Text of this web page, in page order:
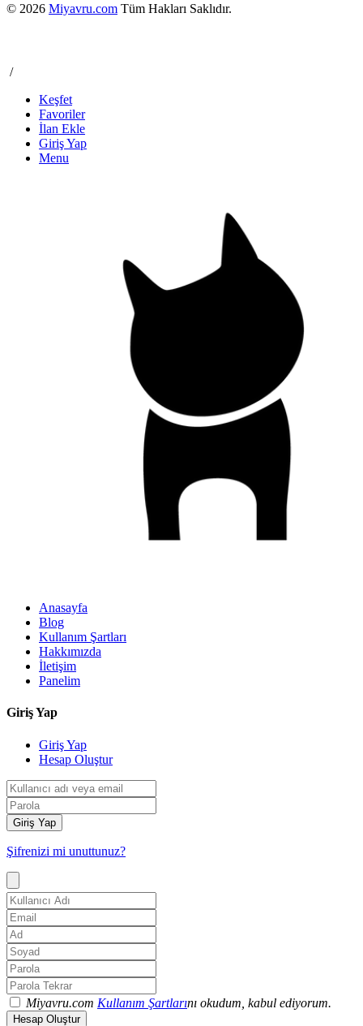
© 2026 Miyavru.com Tüm Hakları Saklıdır.
/
Keşfet
Favoriler
İlan Ekle
Giriş Yap
Menu
Anasayfa
Blog
Kullanım Şartları
Hakkımızda
İletişim
Panelim
Giriş Yap
Giriş Yap
Hesap Oluştur
Giriş Yap
Şifrenizi mi unuttunuz?
Miyavru.com Kullanım Şartlarını okudum, kabul ediyorum.
Hesap Oluştur